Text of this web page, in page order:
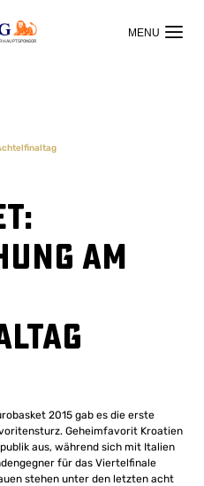
HAUPTSPONSOR
am
2015 gab es die erste
Geheimfavorit Kroatien
aus, während sich mit Italien
für das Viertelfinale
stehen unter den letzten acht